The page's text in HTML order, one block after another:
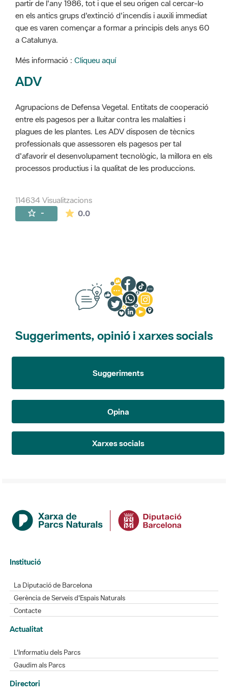
partir de l'any 1986, tot i que el seu origen cal cercar-lo
en els antics grups d'extinció d'incendis i auxili immediat
que es varen començar a formar a principis dels anys 60
a Catalunya.
Més informació : Cliqueu aquí
ADV
Agrupacions de Defensa Vegetal. Entitats de cooperació
entre els pagesos per a lluitar contra les malalties i
plagues de les plantes. Les ADV disposen de tècnics
professionals que assessoren els pagesos per tal
d'afavorir el desenvolupament tecnològic, la millora en els
processos productius i la qualitat de les produccions.
114634 Visualitzacions
- 0.0La mitjana de les valoracions és de 0
Suggeriments, opinió i xarxes socials
Suggeriments
Opina
Xarxes socials
Institució
La Diputació de Barcelona
Gerència de Serveis d'Espais Naturals
Contacte
Actualitat
L'Informatiu dels Parcs
Gaudim als Parcs
Directori